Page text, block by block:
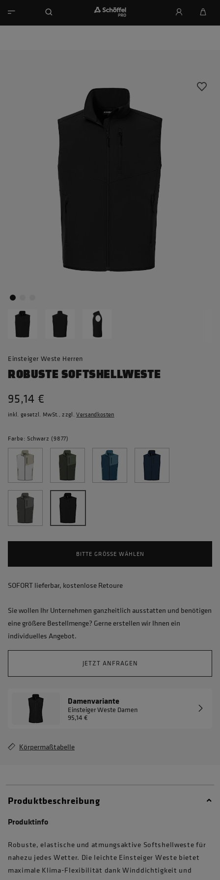
Einsteiger Weste Herren
ROBUSTE SOFTSHELLWESTE
95,14 €
inkl. gesetzl. MwSt., zzgl.Versandkosten
Farbe: Schwarz (9877)
BITTE GRÖSSE WÄHLEN
SOFORT lieferbar, kostenlose Retoure
Sie wollen Ihr Unternehmen ganzheitlich ausstatten und benötigen
eine größere Bestellmenge? Gerne erstellen wir Ihnen ein
individuelles Angebot.
JETZT ANFRAGEN
Damenvariante
Einsteiger Weste Damen
95,14 €
Körpermaßtabelle
Produktbeschreibung
Produktinfo
Robuste, elastische und atmungsaktive Softshellweste für
nahezu jedes Wetter. Die leichte Einsteiger Weste bietet
maximale Klima-Flexibilität dank Winddichtigkeit und